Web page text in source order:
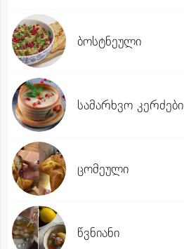
ბოსტნეული
სამარხვო კერძები
ცომეული
წვნიანი